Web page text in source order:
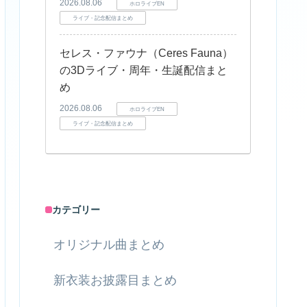
2026.08.06 ホロライブEN
ライブ・記念配信まとめ
セレス・ファウナ（Ceres Fauna）
の3Dライブ・周年・生誕配信まと
め
2026.08.06 ホロライブEN
ライブ・記念配信まとめ
カテゴリー
オリジナル曲まとめ
新衣装お披露目まとめ